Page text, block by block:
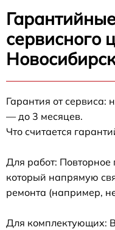
сервисного
Гарантия от сервиса:
— до 3 месяцев.
Что считается
Для работ: Повторное
который напрямую
ремонта (например,
Для комплектующих: